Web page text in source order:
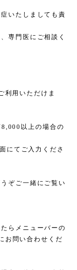
いたしましても責
専門医にご相談く
利用いただけま
以上の場合の
にてご入力くださ
ぞご一緒にご覧い
らメニューバーの
お問い合わせくだ